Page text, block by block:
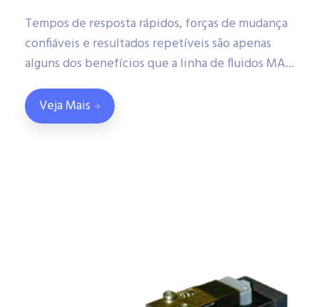
Tempos de resposta rápidos, forças de mudança
confiáveis ​​e resultados repetíveis são apenas
alguns dos benefícios que a linha de fluidos MA...
Veja Mais